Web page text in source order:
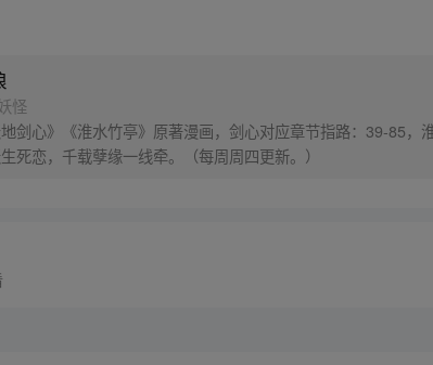
怪
地剑心》《淮水竹亭》原著漫画，剑心对应章节指路：39-85
死恋，千载孽缘一线牵。（每周周四更新。）